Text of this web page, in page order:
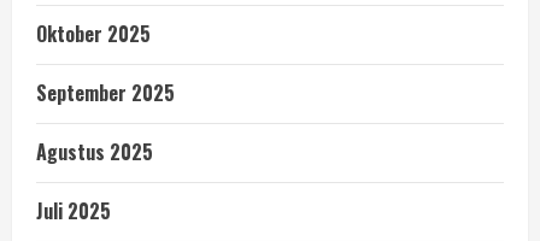
Oktober 2025
September 2025
Agustus 2025
Juli 2025